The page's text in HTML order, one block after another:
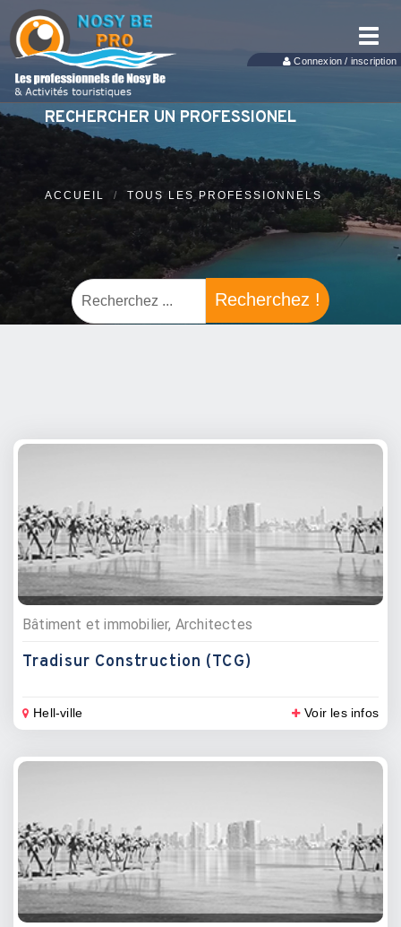
Connexion / inscription
RECHERCHER UN PROFESSIONEL
ACCUEIL TOUS LES PROFESSIONNELS
Recherchez !
Bâtiment et immobilier, Architectes
Tradisur Construction (TCG)
Hell-ville Voir les infos